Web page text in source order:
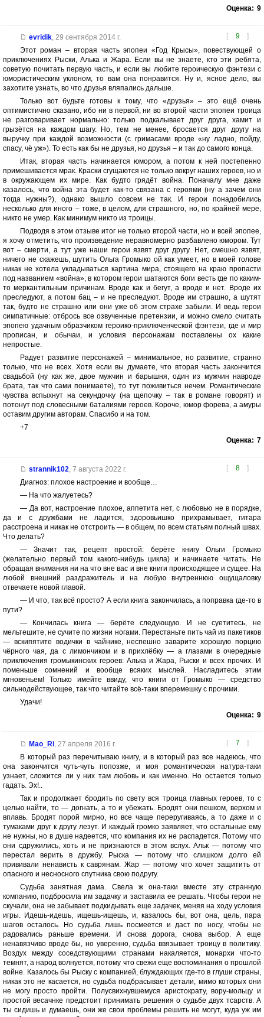
Оценка: 9
[ 9 ]
evridik, 29 сентября 2014 г.
Этот роман – вторая часть эпопеи «Год Крысы», повествующей о
приключениях Рыски, Алька и Жара. Если вы не знаете, кто эти ребята,
советую почитать первую часть, и если вы любите героическую фэнтези с
юмористическим уклоном, то вам она понравится. Ну и, ясное дело, вы
захотите узнать, во что друзья вляпались дальше.
Только вот будьте готовы к тому, что «друзья» – это ещё очень
оптимистично сказано, ибо ни в первой, ни во второй части эпопеи троица
не разговаривает нормально: только подкалывает друг друга, хамит и
грызётся на каждом шагу. Но, тем не менее, бросается друг другу на
выручку при каждой возможности (с гримасами вроде «ну ладно, пойду,
спасу, чё уж»). То есть как бы не друзья, но друзья – и так до самого конца.
Итак, вторая часть начинается юмором, а потом к ней постепенно
примешивается мрак. Краски сгущаются не только вокруг наших героев, но и
в окружающем их мире. Как будто грядёт война. Поначалу мне даже
казалось, что война эта будет как-то связана с героями (ну а зачем они
тогда нужны?), однако вышло совсем не так. И герои понадобились
несколько для иного – тоже, в целом, для страшного, но, по крайней мере,
никто не умер. Как минимум никто из троицы.
Подводя в этом отзыве итог не только второй части, но и всей эпопее,
я хочу отметить, что произведение неравномерно разбавлено юмором. Тут
вот – смерти, а тут уже наши герои язвят друг другу. Нет, смешно язвят,
ничего не скажешь, шутить Ольга Громыко ой как умеет, но в моей голове
никак не хотела укладываться картина мира, стоящего на краю пропасти
под названием «война», в котором герои шатаются боги весть где по каким-
то меркантильным причинам. Вроде как и бегут, а вроде и нет. Вроде их
преследуют, а потом бац – и не преследуют. Вроде им страшно, а шутят
так, будто не страшно или они уже об этом страхе забыли. И ведь герои
симпатичные: отбрось все озвученные претензии, и можно смело считать
эпопею удачным образчиком героико-приключенческой фэнтези, где и мир
прописан, и обычаи, и условия персонажам поставлены ох какие
непростые.
Радует развитие персонажей – минимальное, но развитие, странно
только, что не всех. Хотя если вы думаете, что вторая часть закончится
свадьбой (ну как же, двое мужчин и барышня, один из мужчин навроде
брата, так что сами понимаете), то тут поживиться нечем. Романтические
чувства вспыхнут на секундочку (на щепочку – так в романе говорят) и
потонут под словесными баталиями героев. Короче, юмор форева, а амуры
оставим другим авторам. Спасибо и на том.
+7
Оценка: 7
[ 8 ]
strannik102 7 августа 2022 г.
Диагноз: плохое настроение и вообще…
— На что жалуетесь?
— Да вот, настроение плохое, аппетита нет, с любовью не в порядке,
да и с дружбами не ладится, здоровьишко прихрамывает, гитара
расстроена и никак не отстроить — в общем, по всем статьям полный швах.
Что делать?
— Значит так, рецепт простой: берёте книгу Ольги Громыко
(желательно первый том какого-нибудь цикла) и начинаете читать. Не
обращая внимания ни на что вне вас и вне книги происходящее и сущее. На
любой внешний раздражитель и на любую внутреннюю ощущаловку
отвечаете новой главой.
— И что, так всё просто? А если книга закончилась, а поправка где-то в
пути?
— Кончилась книга — берёте следующую. И не суетитесь, не
мельтешите, не сучите по жизни ногами. Перестаньте пить чай из пакетиков
— вскипятите водички в чайнике, неспешно заварите хорошую порцию
чёрного чая, да с лимончиком и в прихлёбку — а глазами в очередные
приключения громыкинских героев: Алька и Жара, Рыски и всех прочих. И
поменьше сомнений и вообще всяких мыслей. Насладитесь этим
мгновеньем! Только имейте ввиду, что книги от Громыко — средство
сильнодействующее, так что читайте всё-таки вперемешку с прочими.
Удачи!
Оценка: 9
[ 7 ]
Mao_Ri, 27 апреля 2016 г.
В который раз перечитываю книгу, и в который раз все надеюсь, что
она закончится чуть-чуть попозже, и моя романтическая натура-таки
узнает, сложится ли у них там любовь и как именно. Но остается только
гадать. Эх!..
Так и продолжает бродить по свету вся троица главных героев, то с
целью найти, то — догнать, а то и убежать. Бродят они пешком, верхом и
вплавь. Бродят порой мирно, но все чаще переругиваясь, а то даже и с
тумаками друг к другу лезут. И каждый громко заявляет, что остальные ему
не нужны, но в душе надеется, что компания их не распадется. Потому что
они сдружились, хоть и не признаются в этом вслух. Альк — потому что
перестал верить в дружбу. Рыска — потому что слишком долго ей
прививали ненависть к саврянам. Жар — потому что хочет защитить от
опасного и несносного спутника свою подругу.
Судьба занятная дама. Свела ж она-таки вместе эту странную
компанию, подбросила им задачку и заставила ее решать. Чтобы герои не
скучали, она не забывает подкидывать еще задачек, меняя на ходу условия
игры. Идешь-идешь, ищешь-ищешь, и, казалось бы, вот она, цель, пара
шагов осталось. Но судьба лишь посмеется и даст по носу, чтобы не
радовались раньше времени. И снова дорога, снова выбор. А еще
ненавязчиво вроде бы, но уверенно, судьба ввязывает троицу в политику.
Воздух между соседствующими странами накаляется, монархи что-то
темнят, а народ волнуется, потому что свежи еще воспоминания о прошлой
войне. Казалось бы Рыску с компанией, блуждающих где-то в глуши страны,
никак это не касается, но судьба подбрасывает детали, мимо которых они
не могу просто пройти. Полусвихнувшемуся аристократу, вору-мольцу и
простой весачнке предстоит принимать решения о судьбе двух тсарств. А
ты сидишь и думаешь, они же свои проблемы решить не могут, куда уж им